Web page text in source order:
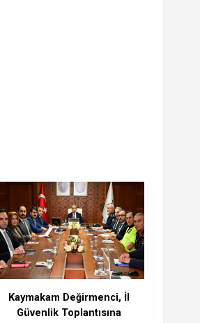
Kaymakam Değirmenci, İl
Güvenlik Toplantısına